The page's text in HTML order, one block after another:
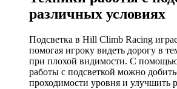
различных условиях
Подсветка в Hill Climb Racing
помогая игроку видеть дорогу в
при плохой видимости. С
работы с подсветкой можно
проходимости уровня и улучшить